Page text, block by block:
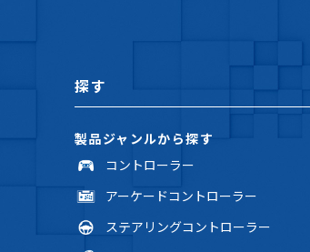
探す
製品ジャンルから探す
コントローラー
アーケードコントローラー
ステアリングコントローラー